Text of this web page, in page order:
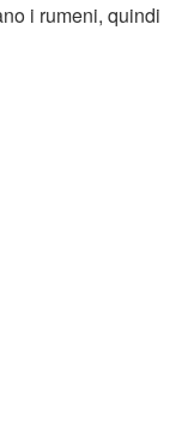
i rumeni, quindi